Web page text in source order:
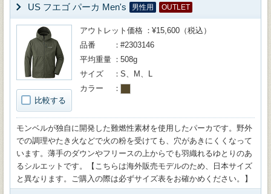
US フエゴ パーカ Men's 男性用 OUTLET
比較する
アウトレット価格
¥15,600（税込）
品番
#2303146
平均重量
508g
サイズ
S、M、L
カラー
モンベルが独自に開発した難燃性素材を使用したパーカです。野外
での調理やたき火などで火の粉を受けても、穴があきにくくなって
います。薄手のダウンやフリースの上からでも羽織れるゆとりのあ
るシルエットです。【こちらは海外販売モデルのため、日本サイズ
と異なります。ご購入の際は必ずサイズ表をお確かめください。】